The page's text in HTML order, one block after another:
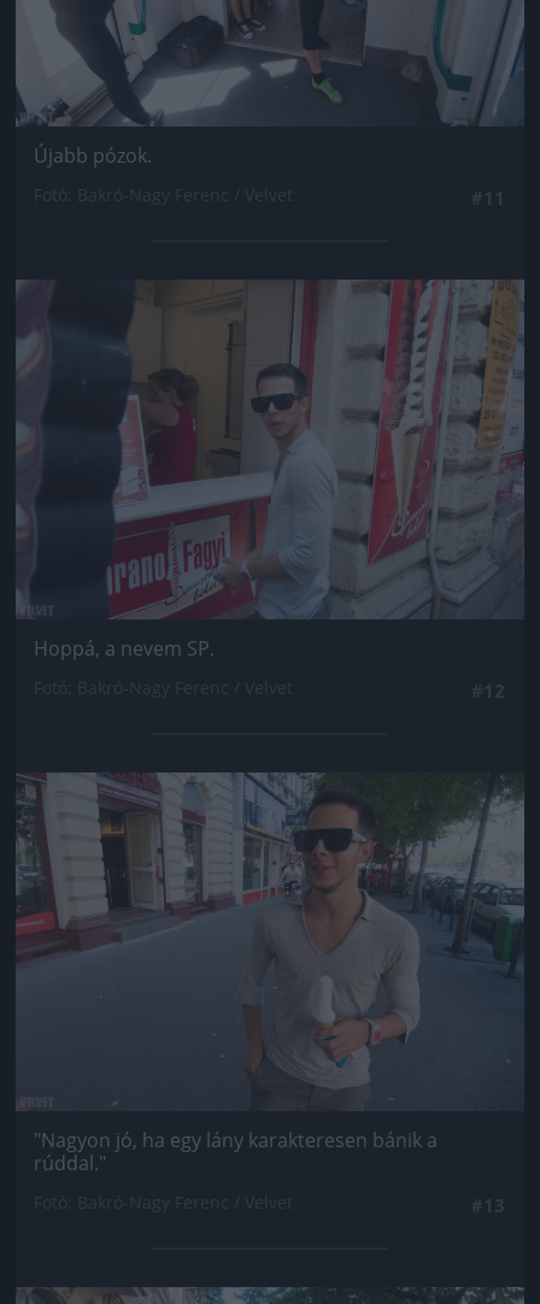
Újabb pózok.
Jön még kép!
Hoppá, a nevem SP.
Jön még kép!
"Nagyon jó, ha egy lány karakteresen bánik a
rúddal."